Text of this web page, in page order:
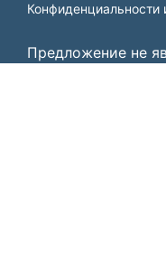
Конфиденциальности
Предложение не